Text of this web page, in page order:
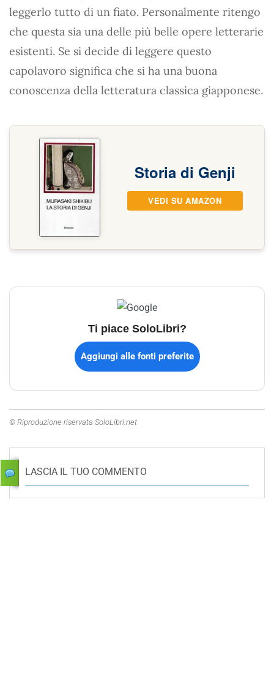
leggerlo tutto di un fiato. Personalmente ritengo
che questa sia una delle più belle opere letterarie
esistenti. Se si decide di leggere questo
capolavoro significa che si ha una buona
conoscenza della letteratura classica giapponese.
Storia di Genji
VEDI SU AMAZON
Ti piace SoloLibri?
Aggiungi alle fonti preferite
© Riproduzione riservata SoloLibri.net
LASCIA IL TUO COMMENTO